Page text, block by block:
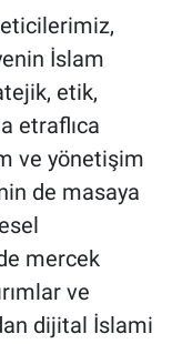
İslam
etik,
etraflıca
ve yönetişim
de masaya
mercek
ve
dijital İslami